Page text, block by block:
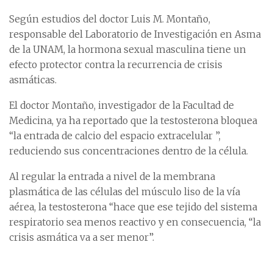
Según estudios del doctor Luis M. Montaño,
responsable del Laboratorio de Investigación en Asma
de la UNAM, la hormona sexual masculina tiene un
efecto protector contra la recurrencia de crisis
asmáticas.
El doctor Montaño, investigador de la Facultad de
Medicina, ya ha reportado que la testosterona bloquea
“la entrada de calcio del espacio extracelular ”,
reduciendo sus concentraciones dentro de la célula.
Al regular la entrada a nivel de la membrana
plasmática de las células del músculo liso de la vía
aérea, la testosterona “hace que ese tejido del sistema
respiratorio sea menos reactivo y en consecuencia, “la
crisis asmática va a ser menor”.